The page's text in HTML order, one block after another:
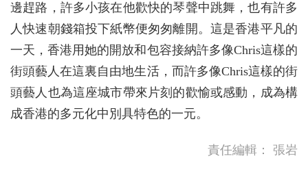
邊趕路，許多小孩在他歡快的琴聲中跳舞，也有許多
人快速朝錢箱投下紙幣便匆匆離開。這是香港平凡的
一天，香港用她的開放和包容接納許多像Chris這樣的
街頭藝人在這裏自由地生活，而許多像Chris這樣的街
頭藝人也為這座城市帶來片刻的歡愉或感動，成為構
成香港的多元化中別具特色的一元。
責任編輯： 張岩